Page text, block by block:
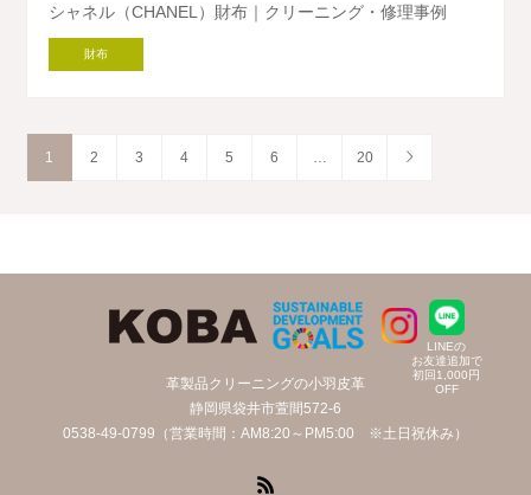
シャネル（CHANEL）財布｜クリーニング・修理事例
財布
1 2 3 4 5 6 20
LINEの
お友達追加で
初回1,000円
OFF
革製品クリーニングの小羽皮革
静岡県袋井市萱間572-6
0538-49-0799（営業時間：AM8:20～PM5:00 ※土日祝休み）